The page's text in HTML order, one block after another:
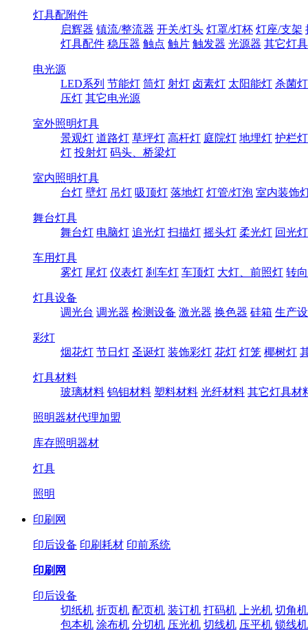
灯具配附件
启辉器 镇流/整流器 开关/灯头 灯罩/灯杯 灯座/支架
灯具配件 稳压器 触点 触片 触发器 光源器 其它灯
电光源
LED系列 节能灯 筒灯 射灯 卤素灯 太阳能灯 杀菌灯
压灯 其它电光源
室外照明灯具
景观灯 道路灯 草坪灯 高杆灯 庭院灯 地埋灯 护栏灯
灯 投射灯 码头、桥梁灯
室内照明灯具
台灯 壁灯 吊灯 吸顶灯 落地灯 灯管/灯泡 室内装饰
舞台灯具
舞台灯 电脑灯 追光灯 扫描灯 摇头灯 柔光灯 回光灯
车用灯具
雾灯 尾灯 仪表灯 刹车灯 车顶灯 大灯、前照灯 转
灯具设备
调光台 调光器 检测设备 激光器 换色器 硅箱 生产
彩灯
烟花灯 节日灯 圣诞灯 装饰彩灯 花灯 灯笼 椰树灯
灯具材料
玻璃材料 钨钼材料 塑料材料 光纤材料 其它灯具材
照明器材代理加盟
库存照明器材
灯具
照明
印刷网
印后设备 印刷耗材 印前系统
印刷网
印后设备
切纸机 折页机 配页机 装订机 打码机 上光机 切角机
包本机 涂布机 分切机 压光机 切线机 压平机 锁线机